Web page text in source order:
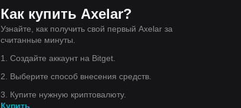
Как купить Axelar?
Узнайте, как получить свой первый Axelar за
считанные минуты.
1. Создайте аккаунт на Bitget.
2. Выберите способ внесения средств.
3. Купите нужную криптовалюту.
Купить